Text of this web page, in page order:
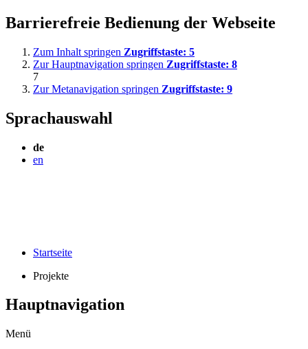
Barrierefreie Bedienung der Webseite
Zum Inhalt springen Zugriffstaste: 5
Zur Hauptnavigation springen Zugriffstaste: 8
7
Zur Metanavigation springen Zugriffstaste: 9
Sprachauswahl
de
en
Startseite
Projekte
Hauptnavigation
Menü